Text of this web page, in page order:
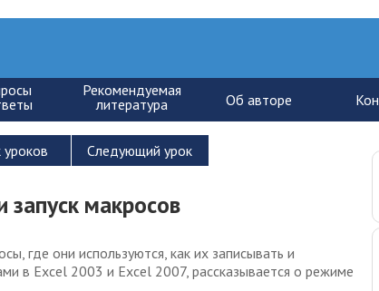
запуск макросов
где они используются, как их записывать и
в Excel 2003 и Excel 2007, рассказывается о режиме